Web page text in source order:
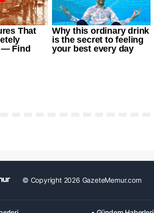
© Copyright 2026 GazeteMemur.com